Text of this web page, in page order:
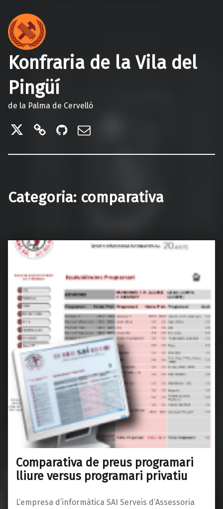
Konfraria de la Vila del
Pingüí
de la Palma de Cervelló
Categoria: comparativa
Comparativa de preus programari
lliure versus programari privatiu
L’empresa d’informàtica SAI Serveis d’Assessoria